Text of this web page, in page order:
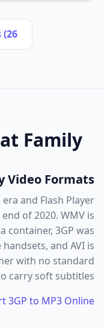
Family
Video Formats
and Flash Player
of 2020. WMV is
container, 3GP was
and AVI is
with no standard
carry soft subtitles.
3GP to MP3 Online